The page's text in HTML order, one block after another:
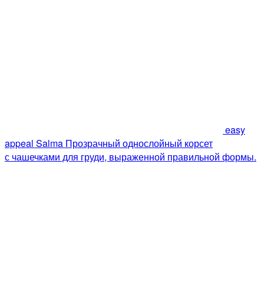
easy
appeal Salma Прозрачный однослойный корсет
с чашечками для груди, выраженной правильной формы.